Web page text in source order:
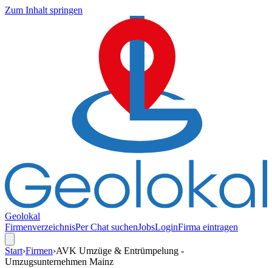
Zum Inhalt springen
Geolokal
FirmenverzeichnisPer Chat suchenJobsLoginFirma eintragen
Start›Firmen›AVK Umzüge & Entrümpelung -
Umzugsunternehmen Mainz